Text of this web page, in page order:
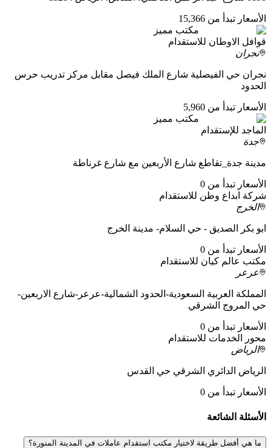
الأسعار تبدأ من 15,366
مكتب مميز
قوافل الاوطان للاستقدام
نجران
نجران حي الفيصلية شارع الملك فيصل مقابل مركز تدريب حرس
الحدود
الأسعار تبدأ من 5,960
مكتب مميز
الماجد للإستقدام
جدة
مدينة جدة_تقاطع شارع الأربعين مع شارع غرناطة
الأسعار تبدأ من 0
شركة ابداع وطن للاستقدام
الخرج
ابو بكر الصديق - حي السلام- مدينة الخرج
الأسعار تبدأ من 0
مكتب عالم كيان للاستقدام
عرعر
المملكة العربية السعودية-الحدود الشمالية-عرعر-شارع الاربعين-
حي المروج الشرقي
الأسعار تبدأ من 0
محور الخدمات للاستقدام
الرياض
الرياض الدائري الشرقي حي القدس
الأسعار تبدأ من 0
الأسئلة الشائعة
ما هي أفضل طريقة لاختيار مكتب استقدام عاملات في المدينة المنورة؟